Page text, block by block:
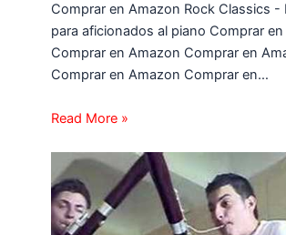
Comprar en Amazon Rock Classics -
para aficionados al piano Comprar
Comprar en Amazon Comprar en
Comprar en Amazon Comprar en…
Read More »